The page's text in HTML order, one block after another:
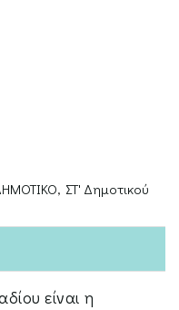
, ΣΤ' Δημοτικού
είναι η